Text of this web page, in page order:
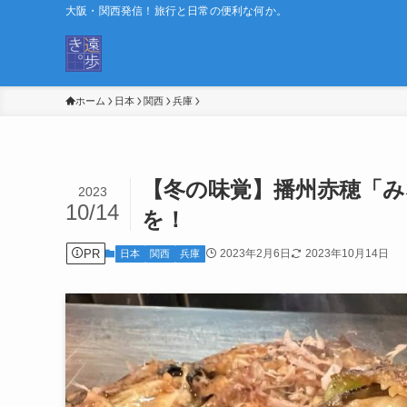
大阪・関西発信！旅行と日常の便利な何か。
ホーム 日本 関西 兵庫
【冬の味覚】播州赤穂「
を！
2023
10/14
PR 日本 関西 兵庫 2023年2月6日 2023年10月14日